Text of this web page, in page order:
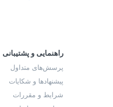
راهنمایی و پشتیبانی
پرسش‌های متداول
پیشنهادها و شکایات
شرایط و مقررات